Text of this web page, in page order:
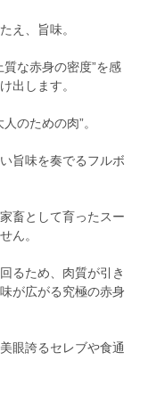
え、旨味。
な赤身の密度”を感
出します。
のための肉”。
旨味を奏でるフルボ
畜として育ったスー
ん。
るため、肉質が引き
が広がる究極の赤身
眼誇るセレブや食通